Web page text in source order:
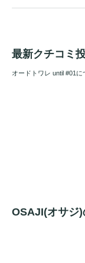
最新クチコミ
オードトワレ until #01
OSAJI(オサジ)